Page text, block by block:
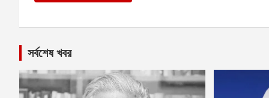
সর্বশেষ খবর